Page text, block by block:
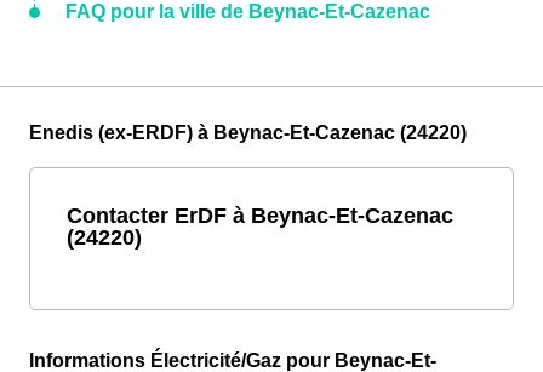
FAQ pour la ville de Beynac-Et-Cazenac
Enedis (ex-ERDF) à Beynac-Et-Cazenac (24220)
Contacter ErDF à Beynac-Et-Cazenac
(24220)
Informations Électricité/Gaz pour Beynac-Et-